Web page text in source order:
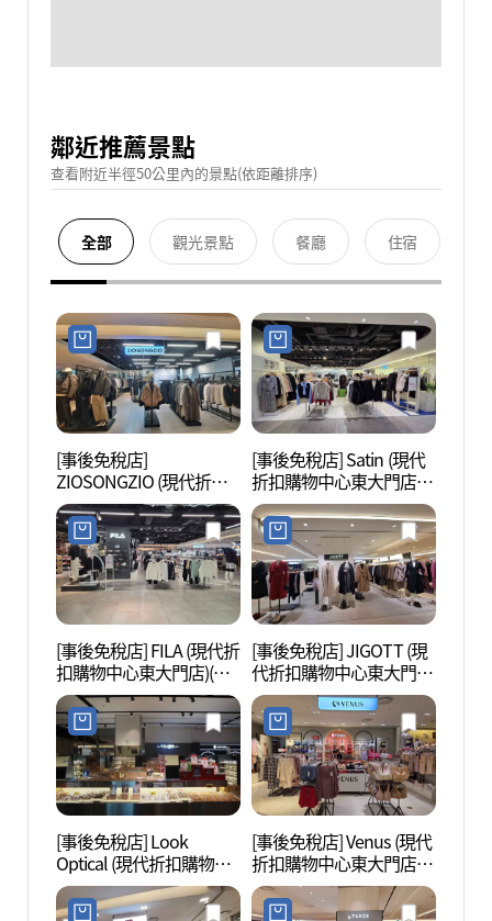
鄰近推薦景點
查看附近半徑50公里內的景點(依距離排序)
全部 觀光景點 餐廳 住宿
[事後免稅店]
ZIOSONGZIO (現代折扣
購物中心東大門店)(지오
송지오 현대아울렛 동대
문점)
[事後免稅店] Satin (現代
折扣購物中心東大門店)
(샤틴 현대아울렛 동대문
점)
[事後免稅店] FILA (現代折
扣購物中心東大門店)(휠
라 현대아울렛 동대문점)
[事後免稅店] JIGOTT (現
代折扣購物中心東大門
店)(JJ지고트 현대아울렛
동대문점)
[事後免稅店] Look
Optical (現代折扣購物中
心東大門店)(룩옵티컬 현
대아울렛 동대문점)
[事後免稅店] Venus (現代
折扣購物中心東大門店)
(비너스 현대아울렛 동대
문점)